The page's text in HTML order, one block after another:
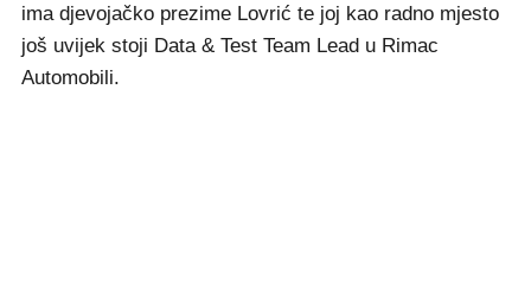
ima djevojačko prezime Lovrić te joj kao radno mjesto
još uvijek stoji Data & Test Team Lead u Rimac
Automobili.